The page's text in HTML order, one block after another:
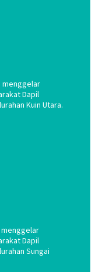
menggelar
Dapil
Kuin Utara.
menggelar
Dapil
Sungai